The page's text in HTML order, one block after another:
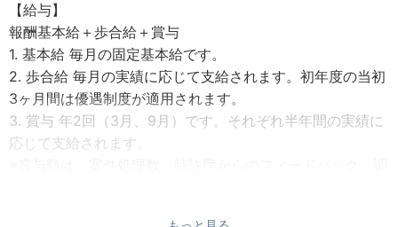
査業務実施者研修を修了することが入社の必須条件となり
ます
1. 研修は年4回（4～5月、7～8月、10～11月、1～2月）
2. 研修は東京（虎ノ門）で行われます。
3. 研修期間は約2ヶ月、平日10時～18時（遅刻、欠席厳
禁）
4. 研修合格率80％ （弊社でのサポート体制があります）
【給与】
報酬基本給＋歩合給＋賞与
1. 基本給 毎月の固定基本給です。
2. 歩合給 毎月の実績に応じて支給されます。初年度の当初
3ヶ月間は優遇制度が適用されます。
3. 賞与 年2回（3月、9月）です。それぞれ半年間の実績に
応じて支給されます。